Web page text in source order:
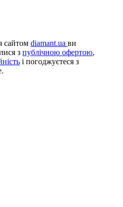
сайтом diamant.ua ви
з публічною офертою,
і погоджуєтеся з